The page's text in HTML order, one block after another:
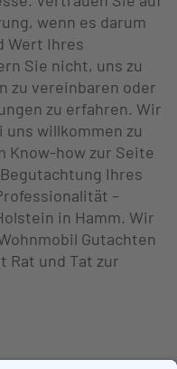
wenn es darum
Wert Ihres
Sie nicht, uns zu
zu vereinbaren oder
zu erfahren. Wir
uns willkommen zu
Know-how zur Seite
Ihres
–
in Hamm. Wir
Gutachten
Rat und Tat zur